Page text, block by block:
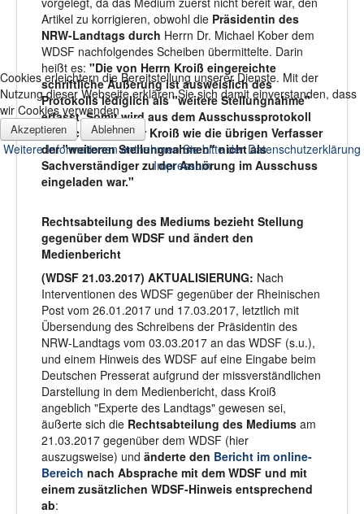
Artikel zu korrigieren, obwohl die Präsidentin des
NRW-Landtags durch Herrn Dr. Michael Kober dem
WDSF nachfolgendes Scheiben übermittelte. Darin
heißt es: "Die von Herrn Kroiß eingereichte
schriftliche Äußerung ist ausweislich des
Protokolls lediglich als "weitere Stellungnahme"
erfasst. Somit wird aus dem Ausschussprotokoll
deutlich, dass Herr Kroiß wie die übrigen Verfasser
der "weiteren Stellungnahmen" nicht als
Sachverständiger zu der Anhörung im Ausschuss
eingeladen war."
Rechtsabteilung des Mediums bezieht Stellung
gegenüber dem WDSF und ändert den
Medienbericht
(WDSF 21.03.2017) AKTUALISIERUNG: Nach
Interventionen des WDSF gegenüber der Rheinischen
Post vom 26.01.2017 und 17.03.2017, letztlich mit
Übersendung des Schreibens der Präsidentin des
NRW-Landtags vom 03.03.2017 an das WDSF (s.u.),
und einem Hinweis des WDSF auf eine Eingabe beim
Deutschen Presserat aufgrund der missverständlichen
Darstellung in dem Medienbericht, dass Kroiß
angeblich "Experte des Landtags" gewesen sei,
äußerte sich die Rechtsabteilung des Mediums am
21.03.2017 gegenüber dem WDSF (hier
auszugsweise) und änderte den Bericht im online-
Bereich nach Absprache mit dem WDSF und mit
einem zusätzlichen WDSF-Hinweis entsprechend
ab:
Cookies erleichtern die Bereitstellung unserer Dienste. Mit der
Nutzung dieser Webseite erklären Sie sich damit einverstanden, dass
wir Cookies verwenden
Akzeptieren Ablehnen
Weitere Informationen entnehmen Sie bitte der Datenschutzerklärung
Impressum